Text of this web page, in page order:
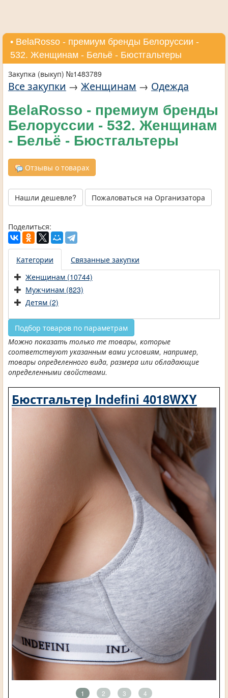
• BelaRosso - премиум бренды Белоруссии -
532. Женщинам - Бельё - Бюстгальтеры
Закупка (выкуп) №1483789
Все закупки → Женщинам → Одежда
BelaRosso - премиум бренды
Белоруссии - 532. Женщинам
- Бельё - Бюстгальтеры
Отзывы о товарах
Нашли дешевле? Пожаловаться на Организатора
Поделиться:
Категории
Связанные закупки
Женщинам (10744)
Мужчинам (823)
Детям (2)
Подбор товаров по параметрам
Можно показать только те товары, которые
соответствуют указанным вами условиям, например,
товары определенного вида, размера или обладающие
определенными свойствами.
Бюстгальтер Indefini 4018WXY
1 2 3 4